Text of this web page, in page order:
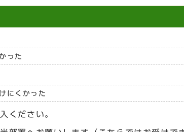
った
にくかった
ください。